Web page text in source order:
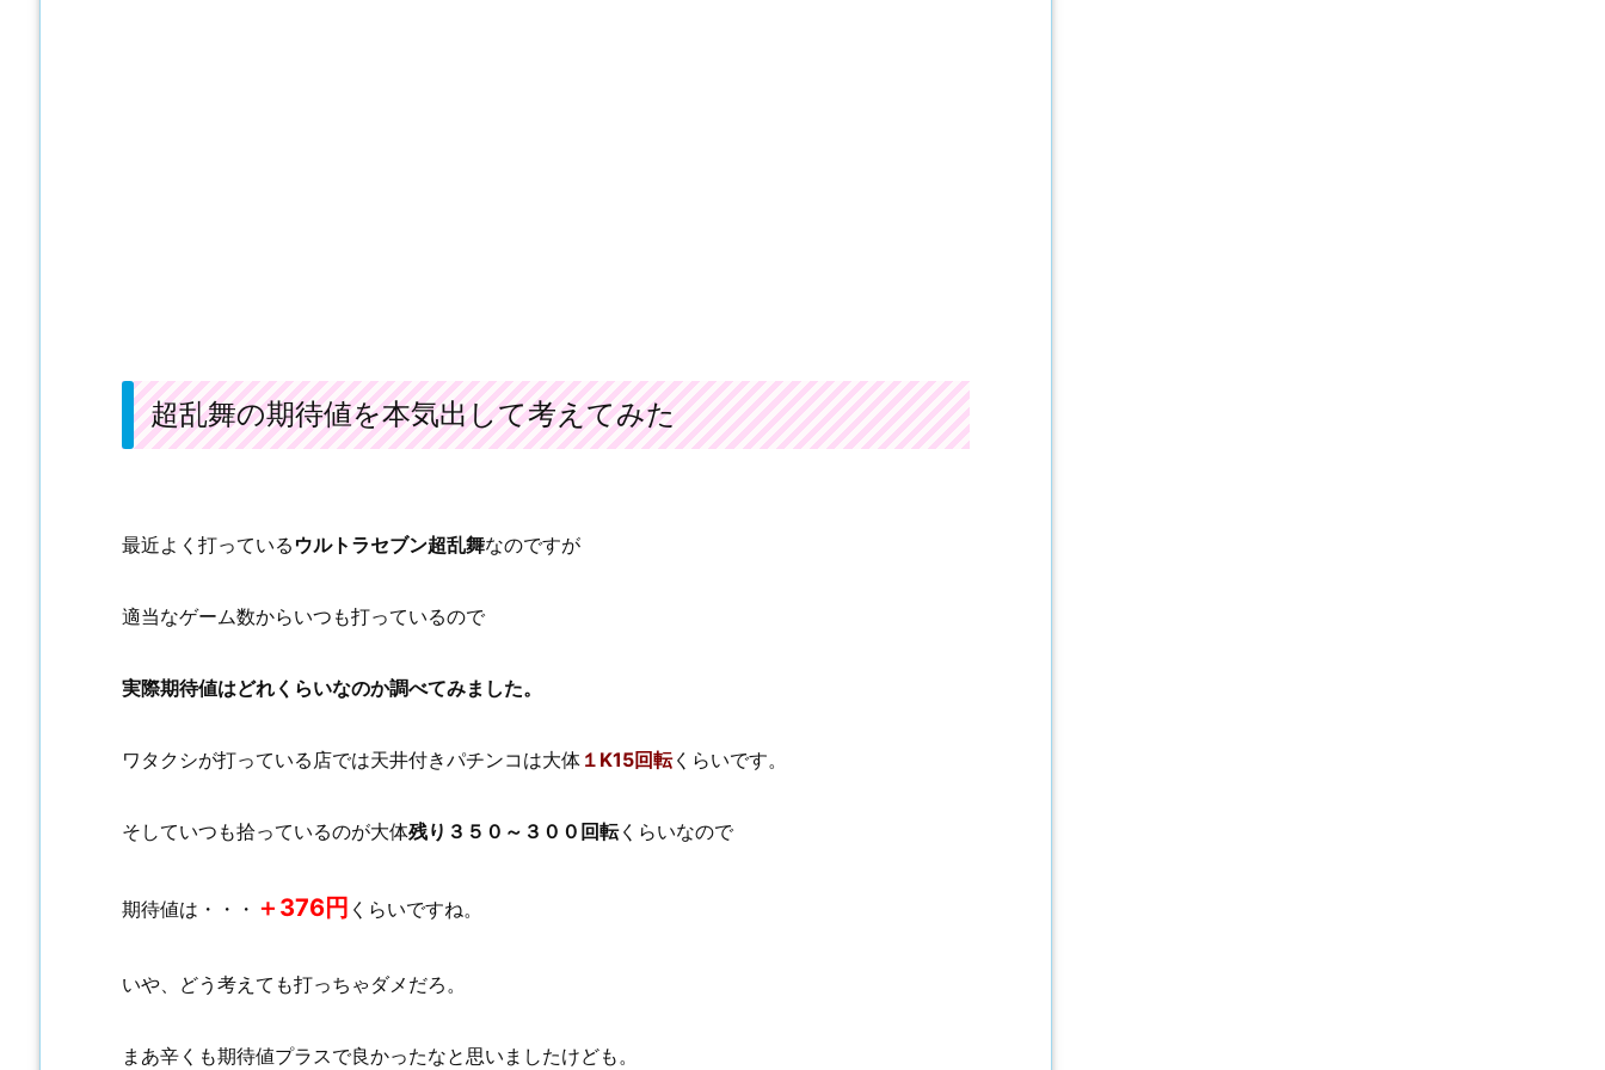
超乱舞の期待値を本気出して考えてみた
最近よく打っている ウルトラセブン超乱舞なのですが
適当なゲーム数からいつも打っているので
実際期待値はどれくらいなのか調べてみました。
ワタクシが打っている店では天井付きパチンコは大体 １K15回転くらいです。
そしていつも拾っているのが大体残り３５０～３００回転くらいなので
期待値は・・・ ＋376円 くらいですね。
いや、どう考えても打っちゃダメだろ。
まあ辛くも期待値プラスで良かったなと思いましたけども。